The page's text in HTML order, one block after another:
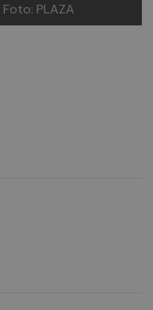
Foto: PLAZA